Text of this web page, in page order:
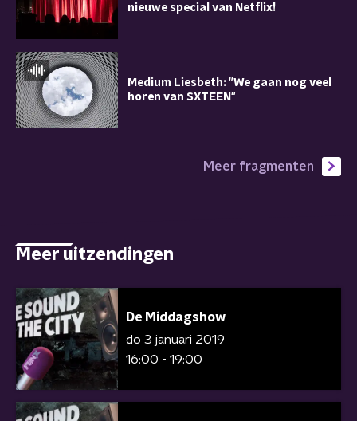
nieuwe special van Netflix!
Medium Liesbeth: "We gaan nog veel
horen van SXTEEN"
Meer fragmenten
Meer uitzendingen
De Middagshow
do 3 januari 2019
16:00 - 19:00